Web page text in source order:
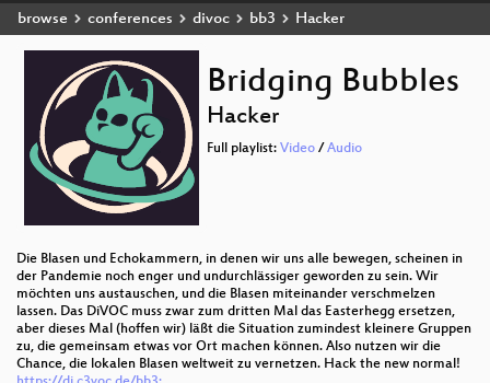
browse conferences divoc bb3 Hacker
Bridging Bubbles
Hacker
Full playlist: Video / Audio
Die Blasen und Echokammern, in denen wir uns alle bewegen, scheinen in
der Pandemie noch enger und undurchlässiger geworden zu sein. Wir
möchten uns austauschen, und die Blasen miteinander verschmelzen
lassen. Das DiVOC muss zwar zum dritten Mal das Easterhegg ersetzen,
aber dieses Mal (hoffen wir) läßt die Situation zumindest kleinere Gruppen
zu, die gemeinsam etwas vor Ort machen können. Also nutzen wir die
Chance, die lokalen Blasen weltweit zu vernetzen. Hack the new normal!